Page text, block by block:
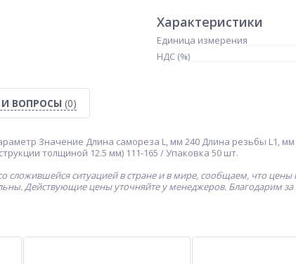
Характеристики
Единица измерения
НДС (%)
ВОПРОСЫ (0)
Значение Длина самореза L, мм 240 Длина резьбы L1,
толщиной 12.5 мм) 111-165 / Упаковка 50 шт.
сложившейся ситуацией в стране и в мире, сообщаем, что
Действующие цены уточняйте у менеджеров. Благодарим